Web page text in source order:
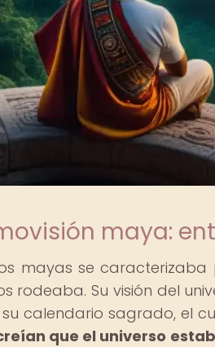
maya:
mayas se
rodeaba. Su visión del
calendario sagrado, el
que el universo